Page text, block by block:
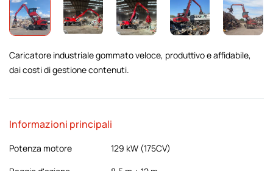
industriale gommato veloce, produttivo e affidabile,
dai costi di gestione contenuti.
Informazioni principali
Potenza motore
129 kW (175CV)